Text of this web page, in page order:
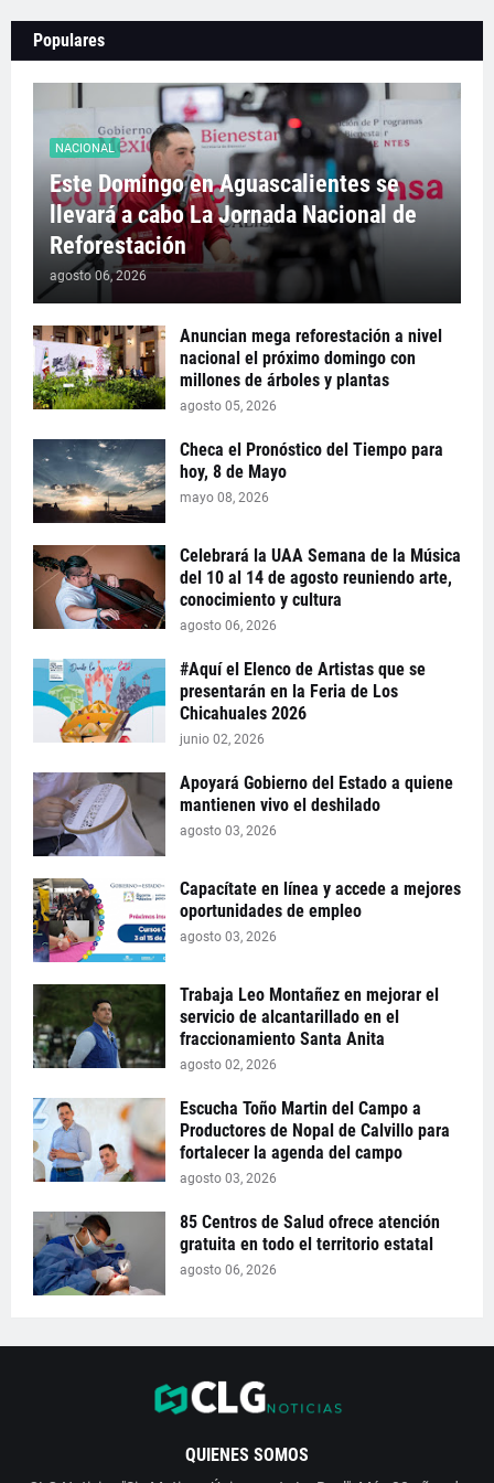
Populares
NACIONAL
Este Domingo en Aguascalientes se
llevará a cabo La Jornada Nacional de
Reforestación
agosto 06, 2026
Anuncian mega reforestación a nivel
nacional el próximo domingo con
millones de árboles y plantas
agosto 05, 2026
Checa el Pronóstico del Tiempo para
hoy, 8 de Mayo
mayo 08, 2026
Celebrará la UAA Semana de la Música
del 10 al 14 de agosto reuniendo arte,
conocimiento y cultura
agosto 06, 2026
#Aquí el Elenco de Artistas que se
presentarán en la Feria de Los
Chicahuales 2026
junio 02, 2026
Apoyará Gobierno del Estado a quiene
mantienen vivo el deshilado
agosto 03, 2026
Capacítate en línea y accede a mejores
oportunidades de empleo
agosto 03, 2026
Trabaja Leo Montañez en mejorar el
servicio de alcantarillado en el
fraccionamiento Santa Anita
agosto 02, 2026
Escucha Toño Martin del Campo a
Productores de Nopal de Calvillo para
fortalecer la agenda del campo
agosto 03, 2026
85 Centros de Salud ofrece atención
gratuita en todo el territorio estatal
agosto 06, 2026
QUIENES SOMOS